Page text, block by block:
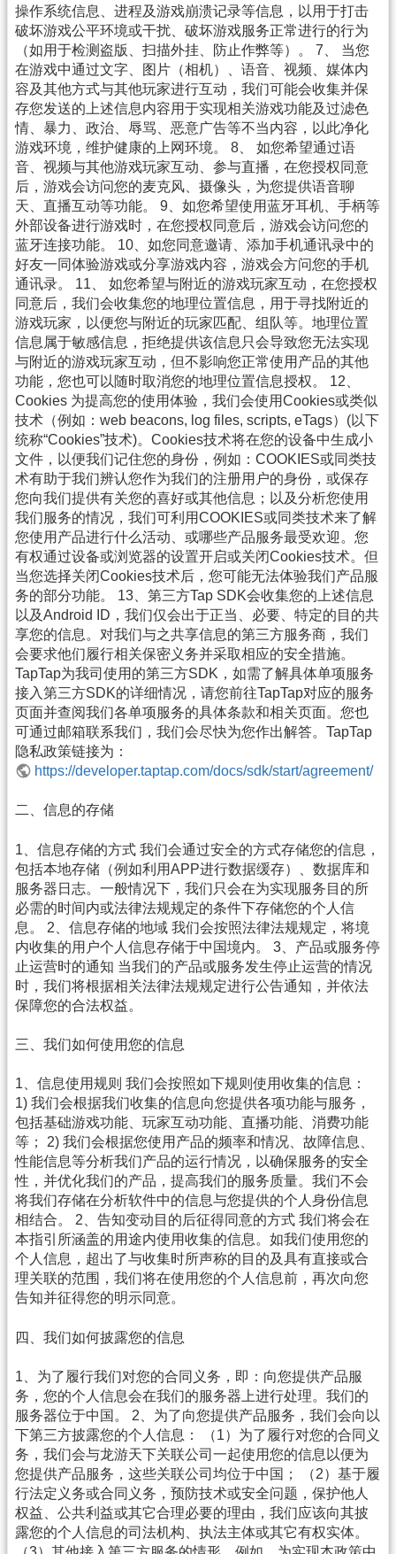
操作系统信息、进程及游戏崩溃记录等信息，以用于打击
破坏游戏公平环境或干扰、破坏游戏服务正常进行的行为
（如用于检测盗版、扫描外挂、防止作弊等）。 7、 当您
在游戏中通过文字、图片（相机）、语音、视频、媒体内
容及其他方式与其他玩家进行互动，我们可能会收集并保
存您发送的上述信息内容用于实现相关游戏功能及过滤色
情、暴力、政治、辱骂、恶意广告等不当内容，以此净化
游戏环境，维护健康的上网环境。 8、 如您希望通过语
音、视频与其他游戏玩家互动、参与直播，在您授权同意
后，游戏会访问您的麦克风、摄像头，为您提供语音聊
天、直播互动等功能。 9、如您希望使用蓝牙耳机、手柄等
外部设备进行游戏时，在您授权同意后，游戏会访问您的
蓝牙连接功能。 10、如您同意邀请、添加手机通讯录中的
好友一同体验游戏或分享游戏内容，游戏会方问您的手机
通讯录。 11、 如您希望与附近的游戏玩家互动，在您授权
同意后，我们会收集您的地理位置信息，用于寻找附近的
游戏玩家，以便您与附近的玩家匹配、组队等。地理位置
信息属于敏感信息，拒绝提供该信息只会导致您无法实现
与附近的游戏玩家互动，但不影响您正常使用产品的其他
功能，您也可以随时取消您的地理位置信息授权。 12、
Cookies 为提高您的使用体验，我们会使用Cookies或类似
技术（例如：web beacons, log files, scripts, eTags）(以下
统称“Cookies”技术)。Cookies技术将在您的设备中生成小
文件，以便我们记住您的身份，例如：COOKIES或同类技
术有助于我们辨认您作为我们的注册用户的身份，或保存
您向我们提供有关您的喜好或其他信息；以及分析您使用
我们服务的情况，我们可利用COOKIES或同类技术来了解
您使用产品进行什么活动、或哪些产品服务最受欢迎。您
有权通过设备或浏览器的设置开启或关闭Cookies技术。但
当您选择关闭Cookies技术后，您可能无法体验我们产品服
务的部分功能。 13、第三方Tap SDK会收集您的上述信息
以及Android ID，我们仅会出于正当、必要、特定的目的共
享您的信息。对我们与之共享信息的第三方服务商，我们
会要求他们履行相关保密义务并采取相应的安全措施。
TapTap为我司使用的第三方SDK，如需了解具体单项服务
接入第三方SDK的详细情况，请您前往TapTap对应的服务
页面并查阅我们各单项服务的具体条款和相关页面。您也
可通过邮箱联系我们，我们会尽快为您作出解答。TapTap
隐私政策链接为：
https://developer.taptap.com/docs/sdk/start/agreement/
二、信息的存储
1、信息存储的方式 我们会通过安全的方式存储您的信息，
包括本地存储（例如利用APP进行数据缓存）、数据库和
服务器日志。一般情况下，我们只会在为实现服务目的所
必需的时间内或法律法规规定的条件下存储您的个人信
息。 2、信息存储的地域 我们会按照法律法规规定，将境
内收集的用户个人信息存储于中国境内。 3、产品或服务停
止运营时的通知 当我们的产品或服务发生停止运营的情况
时，我们将根据相关法律法规规定进行公告通知，并依法
保障您的合法权益。
三、我们如何使用您的信息
1、信息使用规则 我们会按照如下规则使用收集的信息：
1) 我们会根据我们收集的信息向您提供各项功能与服务，
包括基础游戏功能、玩家互动功能、直播功能、消费功能
等； 2) 我们会根据您使用产品的频率和情况、故障信息、
性能信息等分析我们产品的运行情况，以确保服务的安全
性，并优化我们的产品，提高我们的服务质量。我们不会
将我们存储在分析软件中的信息与您提供的个人身份信息
相结合。 2、告知变动目的后征得同意的方式 我们将会在
本指引所涵盖的用途内使用收集的信息。如我们使用您的
个人信息，超出了与收集时所声称的目的及具有直接或合
理关联的范围，我们将在使用您的个人信息前，再次向您
告知并征得您的明示同意。
四、我们如何披露您的信息
1、为了履行我们对您的合同义务，即：向您提供产品服
务，您的个人信息会在我们的服务器上进行处理。我们的
服务器位于中国。 2、为了向您提供产品服务，我们会向以
下第三方披露您的个人信息： （1）为了履行对您的合同义
务，我们会与龙游天下关联公司一起使用您的信息以便为
您提供产品服务，这些关联公司均位于中国； （2）基于履
行法定义务或合同义务，预防技术或安全问题，保护他人
权益、公共利益或其它合理必要的理由，我们应该向其披
露您的个人信息的司法机构、执法主体或其它有权实体。